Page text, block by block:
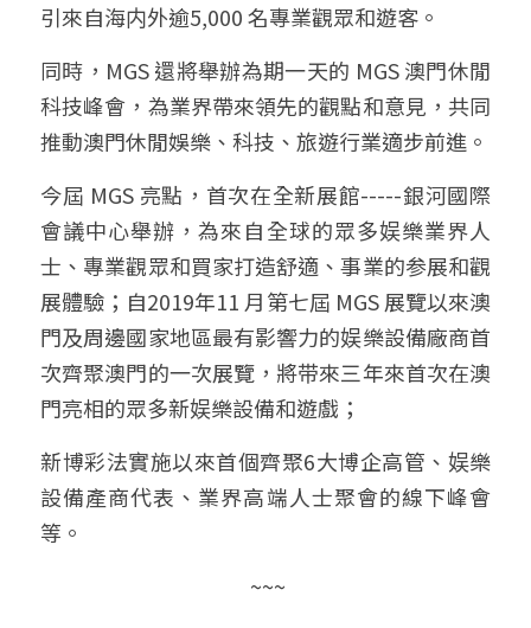
引來自海内外逾5,000 名專業觀眾和遊客。
同時，MGS 還將舉辦為期一天的 MGS 澳門休閒
科技峰會，為業界帶來領先的觀點和意見，共同
推動澳門休閒娛樂、科技、旅遊行業適步前進。
今屆 MGS 亮點，首次在全新展館-----銀河國際
會議中心舉辦，為來自全球的眾多娱樂業界人
士、專業觀眾和買家打造舒適、事業的参展和觀
展體驗；自2019年11 月第七屆 MGS 展覽以來澳
門及周邊國家地區最有影響力的娱樂設備廠商首
次齊聚澳門的一次展覽，將带來三年來首次在澳
門亮相的眾多新娱樂設備和遊戲；
新博彩法實施以來首個齊聚6大博企高管、娱樂
設備產商代表、業界高端人士聚會的線下峰會
等。
~~~